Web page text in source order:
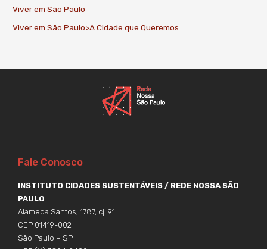
Viver em São Paulo
Viver em São Paulo>A Cidade que Queremos
Fale Conosco
INSTITUTO CIDADES SUSTENTÁVEIS / REDE NOSSA SÃO
PAULO
Alameda Santos, 1787, cj. 91
CEP 01419-002
São Paulo – SP